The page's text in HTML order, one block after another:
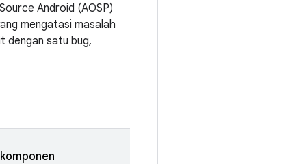
Android (AOSP)
mengatasi masalah
dengan satu bug,